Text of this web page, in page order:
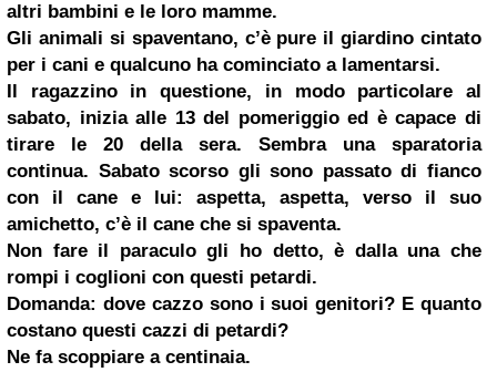
altri bambini e le loro mamme.
Gli animali si spaventano, c’è pure il giardino cintato
per i cani e qualcuno ha cominciato a lamentarsi.
Il ragazzino in questione, in modo particolare al
sabato, inizia alle 13 del pomeriggio ed è capace di
tirare le 20 della sera. Sembra una sparatoria
continua. Sabato scorso gli sono passato di fianco
con il cane e lui: aspetta, aspetta, verso il suo
amichetto, c’è il cane che si spaventa.
Non fare il paraculo gli ho detto, è dalla una che
rompi i coglioni con questi petardi.
Domanda: dove cazzo sono i suoi genitori? E quanto
costano questi cazzi di petardi?
Ne fa scoppiare a centinaia.